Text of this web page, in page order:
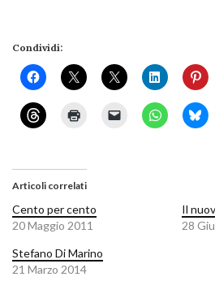
Condividi:
Articoli correlati
Cento per cento
20 Maggio 2011
Il
28
Stefano Di Marino
21 Marzo 2014